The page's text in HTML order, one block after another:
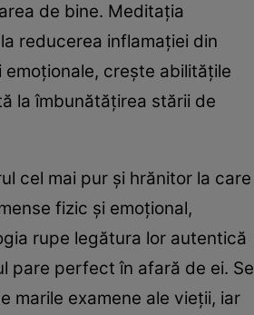
de bine. Meditația
reducerea inflamației din
crește abilitățile
la îmbunătățirea stării de
cel mai pur și hrănitor la care
fizic și emoțional,
rupe legătura lor autentică
pare perfect în afară de ei. Se
marile examene ale vieții, iar